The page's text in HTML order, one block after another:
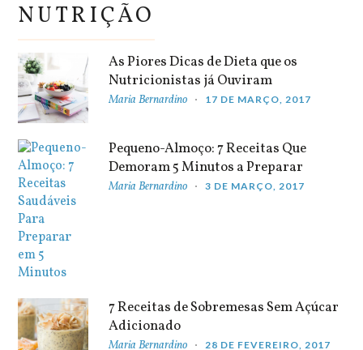
NUTRIÇÃO
As Piores Dicas de Dieta que os
Nutricionistas já Ouviram
Maria Bernardino 17 DE MARÇO, 2017
Pequeno-Almoço: 7 Receitas Que
Demoram 5 Minutos a Preparar
Maria Bernardino 3 DE MARÇO, 2017
7 Receitas de Sobremesas Sem Açúcar
Adicionado
Maria Bernardino 28 DE FEVEREIRO, 2017